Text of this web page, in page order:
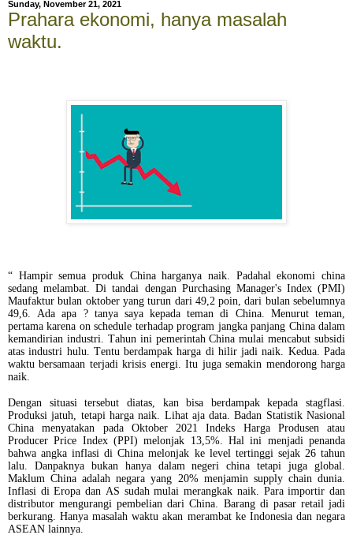
Sunday, November 21, 2021
Prahara ekonomi, hanya masalah
waktu.
“ Hampir semua produk China harganya naik. Padahal ekonomi china
sedang melambat. Di tandai dengan Purchasing Manager's Index (PMI)
Maufaktur bulan oktober yang turun dari 49,2 poin, dari bulan sebelumnya
49,6. Ada apa ? tanya saya kepada teman di China. Menurut teman,
pertama karena on schedule terhadap program jangka panjang China dalam
kemandirian industri. Tahun ini pemerintah China mulai mencabut subsidi
atas industri hulu. Tentu berdampak harga di hilir jadi naik. Kedua. Pada
waktu bersamaan terjadi krisis energi. Itu juga semakin mendorong harga
naik.
Dengan situasi tersebut diatas, kan bisa berdampak kepada stagflasi.
Produksi jatuh, tetapi harga naik. Lihat aja data. Badan Statistik Nasional
China menyatakan pada Oktober 2021 Indeks Harga Produsen atau
Producer Price Index (PPI) melonjak 13,5%. Hal ini menjadi penanda
bahwa angka inflasi di China melonjak ke level tertinggi sejak 26 tahun
lalu. Danpaknya bukan hanya dalam negeri china tetapi juga global.
Maklum China adalah negara yang 20% menjamin supply chain dunia.
Inflasi di Eropa dan AS sudah mulai merangkak naik. Para importir dan
distributor mengurangi pembelian dari China. Barang di pasar retail jadi
berkurang. Hanya masalah waktu akan merambat ke Indonesia dan negara
ASEAN lainnya.